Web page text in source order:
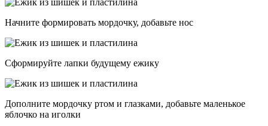
Начните формировать мордочку, добавьте нос
Сформируйте лапки будущему ежику
Дополните мордочку ртом и глазками, добавьте маленькое
яблочко на иголки